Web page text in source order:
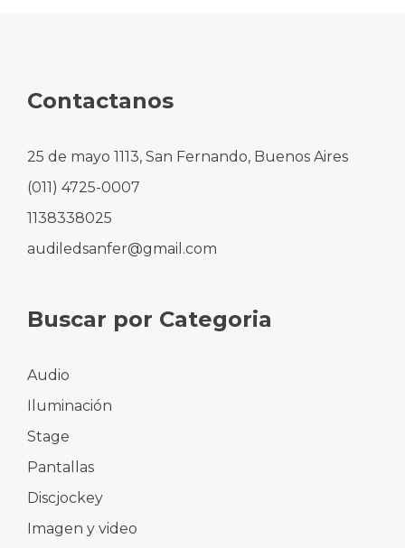
Contactanos
25 de mayo 1113, San Fernando, Buenos Aires
(011) 4725-0007
1138338025
audiledsanfer@gmail.com
Buscar por Categoria
Audio
Iluminación
Stage
Pantallas
Discjockey
Imagen y video